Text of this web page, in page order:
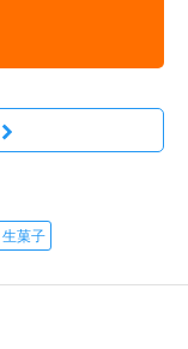
菓子